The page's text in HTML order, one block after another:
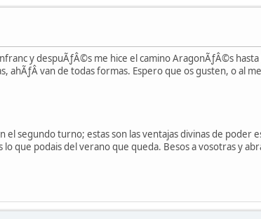
y despuÃƒÂ©s me hice el camino AragonÃƒÂ©s hasta
ahÃƒÂ­ van de todas formas. Espero que os gusten, o al
el segundo turno; estas son las ventajas divinas de poder
que podais del verano que queda. Besos a vosotras y